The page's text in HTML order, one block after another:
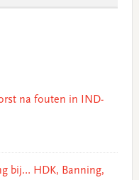
na fouten in IND-
bij… HDK, Banning,